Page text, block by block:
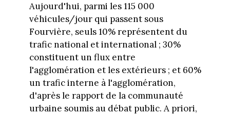
Aujourd'hui, parmi les 115 000
véhicules/jour qui passent sous
Fourvière, seuls 10% représentent du
trafic national et international ; 30%
constituent un flux entre
l'agglomération et les extérieurs ; et 60%
un trafic interne à l'agglomération,
d'après le rapport de la communauté
urbaine soumis au débat public. A priori,